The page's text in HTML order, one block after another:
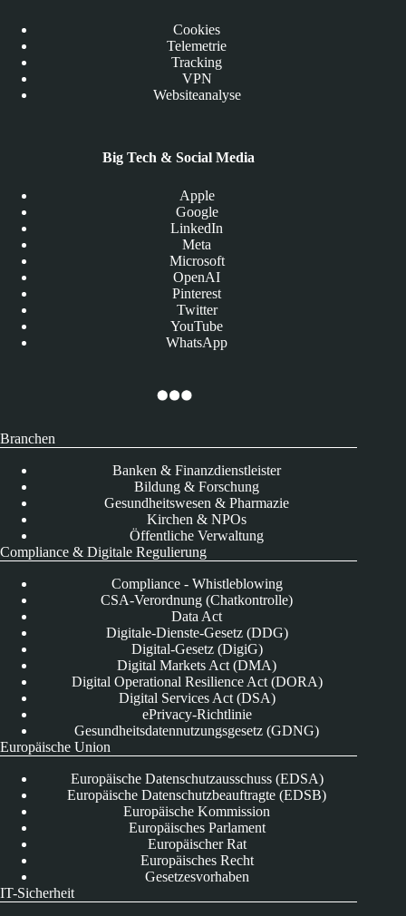
Cookies
Telemetrie
Tracking
VPN
Websiteanalyse
Big Tech & Social Media
Apple
Google
LinkedIn
Meta
Microsoft
OpenAI
Pinterest
Twitter
YouTube
WhatsApp
Branchen
Banken & Finanzdienstleister
Bildung & Forschung
Gesundheitswesen & Pharmazie
Kirchen & NPOs
Öffentliche Verwaltung
Compliance & Digitale Regulierung
Compliance - Whistleblowing
CSA-Verordnung (Chatkontrolle)
Data Act
Digitale-Dienste-Gesetz (DDG)
Digital-Gesetz (DigiG)
Digital Markets Act (DMA)
Digital Operational Resilience Act (DORA)
Digital Services Act (DSA)
ePrivacy-Richtlinie
Gesundheitsdatennutzungsgesetz (GDNG)
Europäische Union
Europäische Datenschutzausschuss (EDSA)
Europäische Datenschutzbeauftragte (EDSB)
Europäische Kommission
Europäisches Parlament
Europäischer Rat
Europäisches Recht
Gesetzesvorhaben
IT-Sicherheit